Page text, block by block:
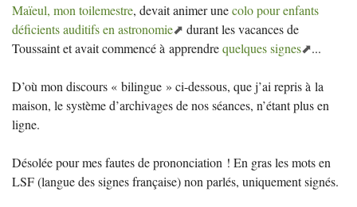
Maïeul, mon toilemestre, devait animer unecolo pour enfants
déficients auditifs en astronomie
durant les vacances de
Toussaint et avait commencé à apprendrequelques signes ...
D’où mon discours « bilingue » ci-dessous, que j’ai repris à la
maison, le système d’archivages de nos séances, n’étant plus en
ligne.
Désolée pour mes fautes de prononciation ! En gras les mots en
LSF(langue des signes française) non parlés, uniquement signés.